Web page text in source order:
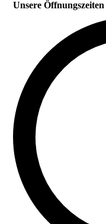
Unsere Öffnungszeiten